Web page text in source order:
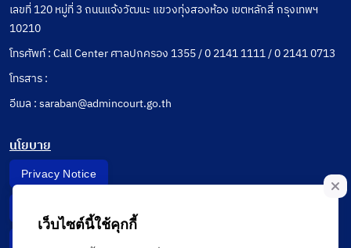
เลขที่ 120 หมู่ที่ 3 ถนนแจ้งวัฒนะ แขวงทุ่งสองห้อง เขตหลักสี่ กรุงเทพฯ
10210
โทรศัพท์ : Call Center ศาลปกครอง 1355 / 0 2141 1111 / 0 2141 0713
โทรสาร :
อีเมล : saraban@admincourt.go.th
นโยบาย
Privacy Notice
เว็บไซต์นี้ใช้คุกกี้